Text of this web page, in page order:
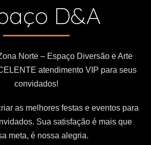
D&A
Norte – Espaço Diversão e Arte
atendimento VIP para seus
convidados!
as melhores festas e eventos para
Sua satisfação é mais que
meta, é nossa alegria.